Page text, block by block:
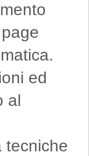
ed
al
tecniche